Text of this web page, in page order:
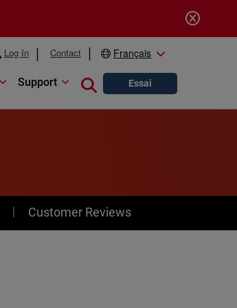
Log In Contact Français
Support Close search
Essai
Customer Reviews